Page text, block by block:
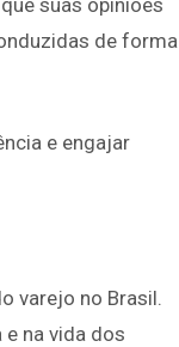
suas opiniões
de forma
e engajar
varejo no Brasil.
na vida dos